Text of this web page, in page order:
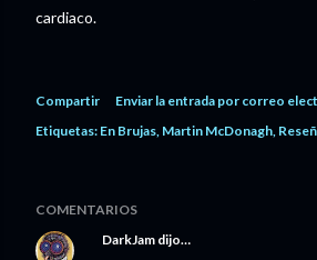
cardiaco.
Compartir
Enviar la entrada por correo
Etiquetas: En Brujas Martin McDonagh
COMENTARIOS
DarkJam dijo…